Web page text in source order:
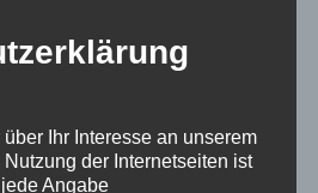
Ihr Interesse an unserem
der Internetseiten ist
Angabe